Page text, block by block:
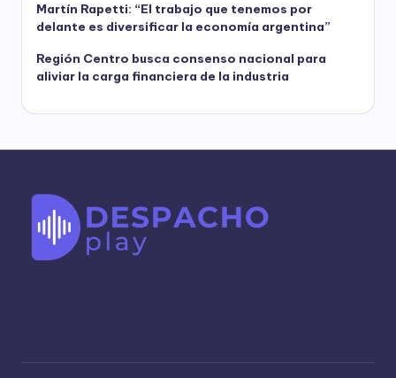
Martín Rapetti: “El trabajo que tenemos por
delante es diversificar la economía argentina”
Región Centro busca consenso nacional para
aliviar la carga financiera de la industria